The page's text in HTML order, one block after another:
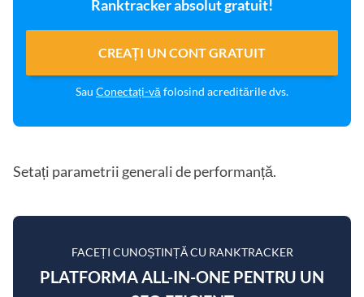
Ranktracker absolut gratuit!
CREAȚI UN CONT GRATUIT
Sau Conectați-vă folosind acreditările dvs.
Setați parametrii generali de performanță.
FACEȚI CUNOȘTINȚĂ CU RANKTRACKER
PLATFORMA ALL-IN-ONE PENTRU UN